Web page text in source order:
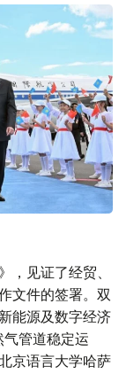
，见证了经贸、
文件的签署。双
能源及数字经济
管道稳定运
京语言大学哈萨